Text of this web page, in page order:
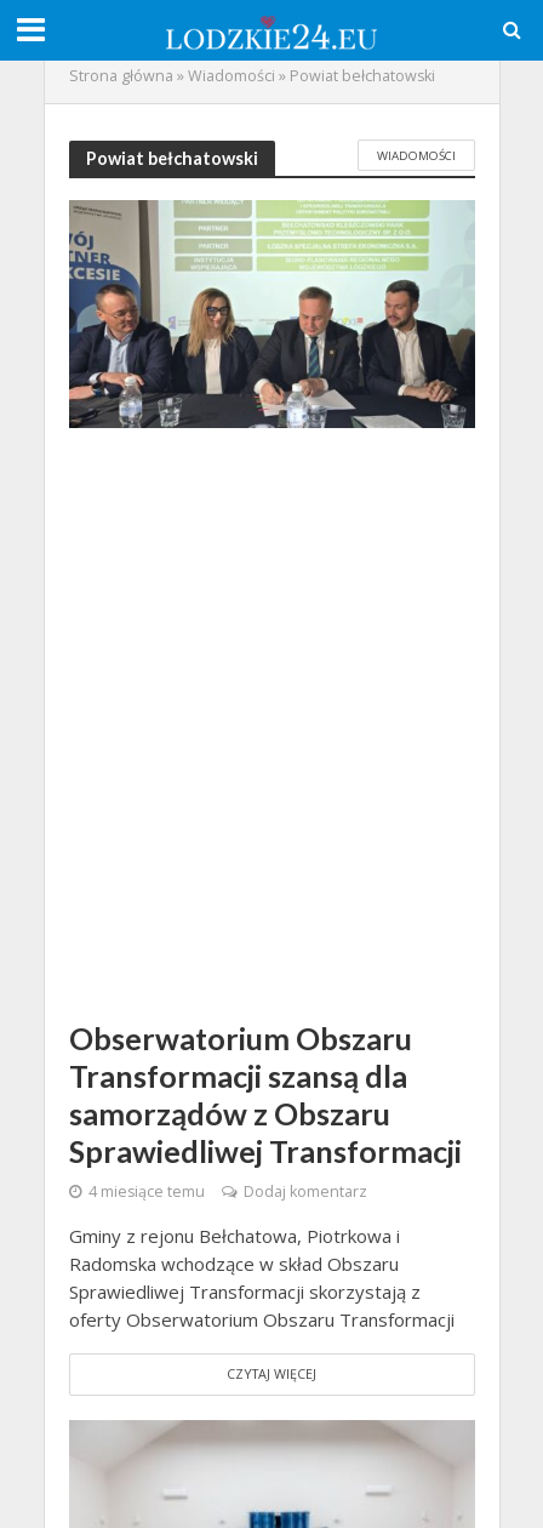
Strona główna »Wiadomości » Powiat bełchatowski
Powiat bełchatowski WIADOMOŚCI
Obserwatorium Obszaru
Transformacji szansą dla
samorządów z Obszaru
Sprawiedliwej Transformacji
4 miesiące temu Dodaj komentarz
Gminy z rejonu Bełchatowa, Piotrkowa i
Radomska wchodzące w skład Obszaru
Sprawiedliwej Transformacji skorzystają z
oferty Obserwatorium Obszaru Transformacji
CZYTAJ WIĘCEJ